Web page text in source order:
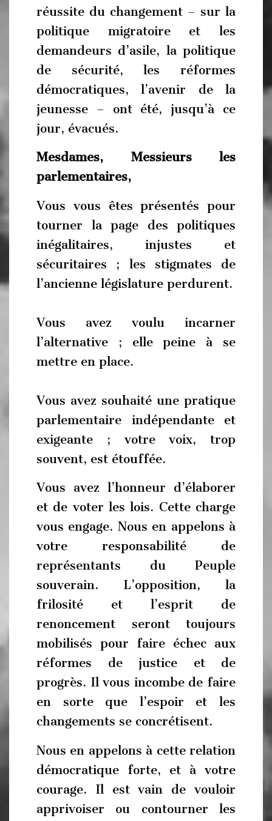
réussite du changement – sur la
politique migratoire et les
demandeurs d’asile, la politique
de sécurité, les réformes
démocratiques, l’avenir de la
jeunesse – ont été, jusqu’à ce
jour, évacués.
Mesdames, Messieurs les
parlementaires,
Vous vous êtes présentés pour
tourner la page des politiques
inégalitaires, injustes et
sécuritaires ; les stigmates de
l’ancienne législature perdurent.
Vous avez voulu incarner
l’alternative ; elle peine à se
mettre en place.
Vous avez souhaité une pratique
parlementaire indépendante et
exigeante ; votre voix, trop
souvent, est étouffée.
Vous avez l’honneur d’élaborer
et de voter les lois. Cette charge
vous engage. Nous en appelons à
votre responsabilité de
représentants du Peuple
souverain. L’opposition, la
frilosité et l’esprit de
renoncement seront toujours
mobilisés pour faire échec aux
réformes de justice et de
progrès. Il vous incombe de faire
en sorte que l’espoir et les
changements se concrétisent.
Nous en appelons à cette relation
démocratique forte, et à votre
courage. Il est vain de vouloir
apprivoiser ou contourner les